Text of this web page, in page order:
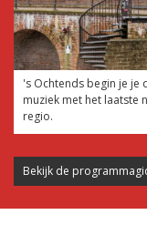
's Ochtends begin je je
muziek met het laatste
regio.
Bekijk de